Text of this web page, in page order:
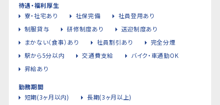
待遇・福利厚生
寮・社宅あり
社保完備
社員登用あり
制服貸与
研修制度あり
送迎制度あり
まかない（食事）あり
社員割引あり
完全分煙
駅から5分以内
交通費支給
バイク・車通勤OK
昇給あり
勤務期間
短期(3ヶ月以内)
長期(3ヶ月以上)